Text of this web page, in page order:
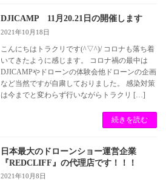
DJICAMP 11月20.21日の開催します
2021年10月18日
こんにちはトラクリです(^▽^)/ コロナも落ち着
いてきたように感じます。 コロナ禍の最中は
DJICAMPやドローンの体験会他ドローンの企画
など当然ですが自粛しておりました。 感染対策
は今までと変わらず行いながらトラクリ […]
続きを読む
日本最大のドローンショー運営企業
『REDCLIFF』の代理店です！！！
2021年10月8日